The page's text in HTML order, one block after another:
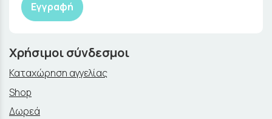
Εγγραφή
Χρήσιμοι σύνδεσμοι
Καταχώρηση αγγελίας
Shop
Δωρεά